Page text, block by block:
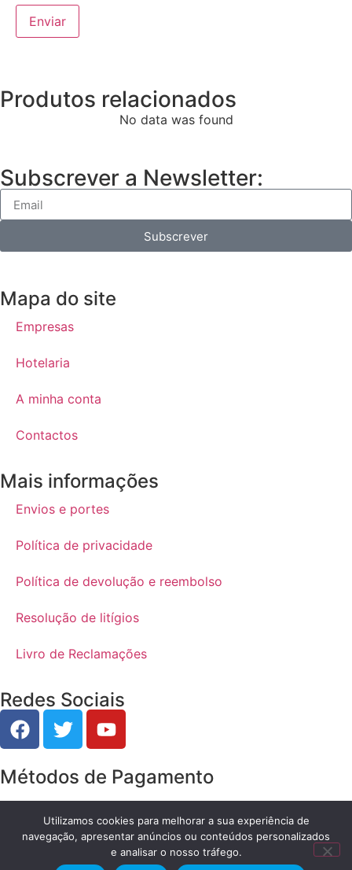
Produtos relacionados
No data was found
Subscrever a Newsletter:
Subscrever
Mapa do site
Empresas
Hotelaria
A minha conta
Contactos
Mais informações
Envios e portes
Política de privacidade
Política de devolução e reembolso
Resolução de litígios
Livro de Reclamações
Redes Sociais
Métodos de Pagamento
Renting e Financiamento Bancário
Utilizamos cookies para melhorar a sua experiência de
navegação, apresentar anúncios ou conteúdos personalizados
e analisar o nosso tráfego.